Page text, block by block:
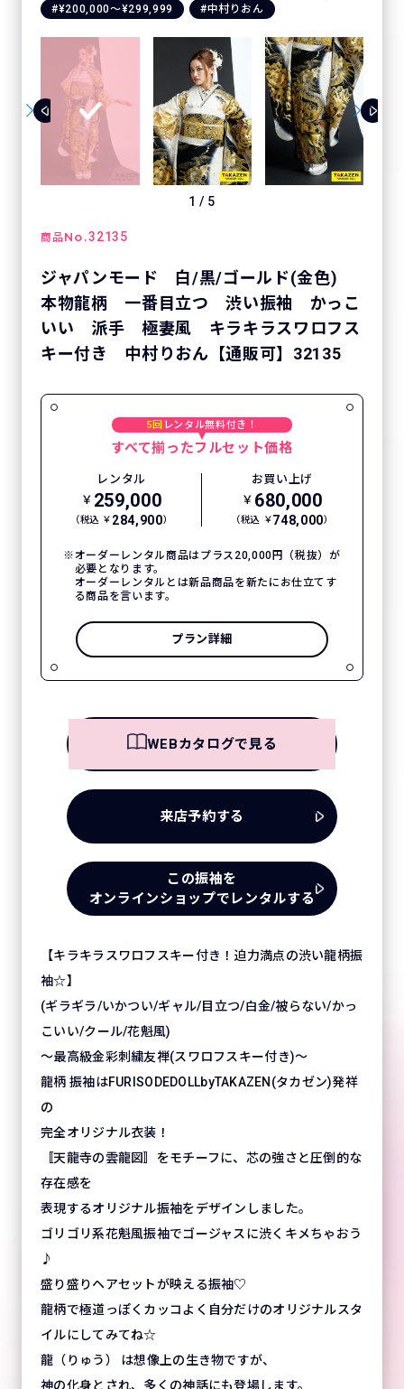
#¥200,000〜¥299,999
#中村りおん
1 / 5
商品No.32135
ジャパンモード 白/黒/ゴールド(金色)
本物龍柄 一番目立つ 渋い振袖 かっこ
いい 派手 極妻風 キラキラスワロフス
キー付き 中村りおん【通販可】32135
5回 レンタル無料付き！
すべて揃ったフルセット価格
レンタル
￥ 259,000
（税込 ￥ 284,900）
お買い上げ
￥ 680,000
（税込 ￥748,000）
オーダーレンタル商品はプラス20,000円（税抜）が
必要となります。
オーダーレンタルとは新品商品を新たにお仕立てす
る商品を言います。
プラン詳細
WEBカタログで見る
来店予約する
この振袖を
オンラインショップでレンタルする
【キラキラスワロフスキー付き！迫力満点の渋い龍柄振
袖☆】
(ギラギラ/いかつい/ギャル/目立つ/白金/被らない/かっ
こいい/クール/花魁風)
～最高級金彩刺繍友禅(スワロフスキー付き)～
龍柄 振袖はFURISODEDOLLbyTAKAZEN(タカゼン)発祥
の
完全オリジナル衣装！
〚天龍寺の雲龍図〛をモチーフに、芯の強さと圧倒的な
存在感を
表現するオリジナル振袖をデザインしました。
ゴリゴリ系花魁風振袖でゴージャスに渋くキメちゃおう
♪
盛り盛りヘアセットが映える振袖♡
龍柄で極道っぽくカッコよく自分だけのオリジナルスタ
イルにしてみてね☆
龍（りゅう） は想像上の生き物ですが、
神の化身とされ、多くの神話にも登場します。